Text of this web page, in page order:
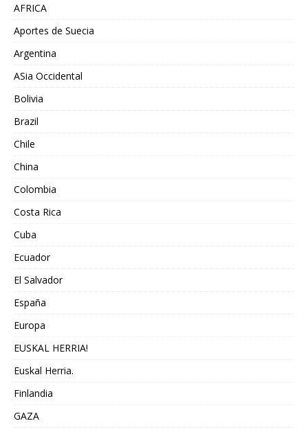
AFRICA
Aportes de Suecia
Argentina
ASia Occidental
Bolivia
Brazil
Chile
China
Colombia
Costa Rica
Cuba
Ecuador
El Salvador
España
Europa
EUSKAL HERRIA!
Euskal Herria.
Finlandia
GAZA